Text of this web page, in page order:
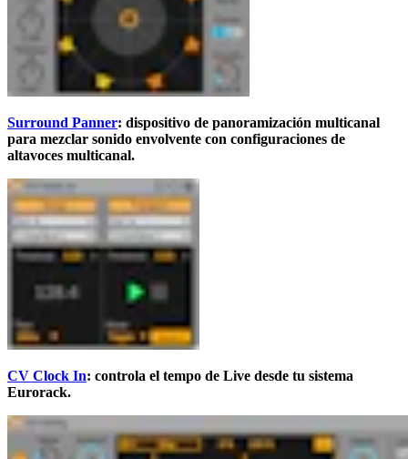
Surround Panner: dispositivo de panoramización multicanal
para mezclar sonido envolvente con configuraciones de
altavoces multicanal.
CV Clock In: controla el tempo de Live desde tu sistema
Eurorack.